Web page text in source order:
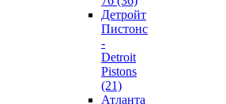
Детройт
Пистонс
-
Detroit
Pistons
(21)
Атланта